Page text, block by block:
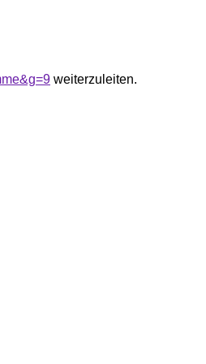
weiterzuleiten.